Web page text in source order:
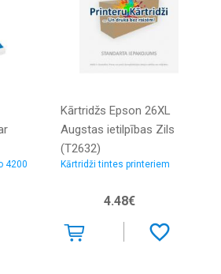
4200
Kārtridžs Epson 26XL
Augstas ietilpības Zils
(T2632)
Kārtridži tintes printeriem
4.48€